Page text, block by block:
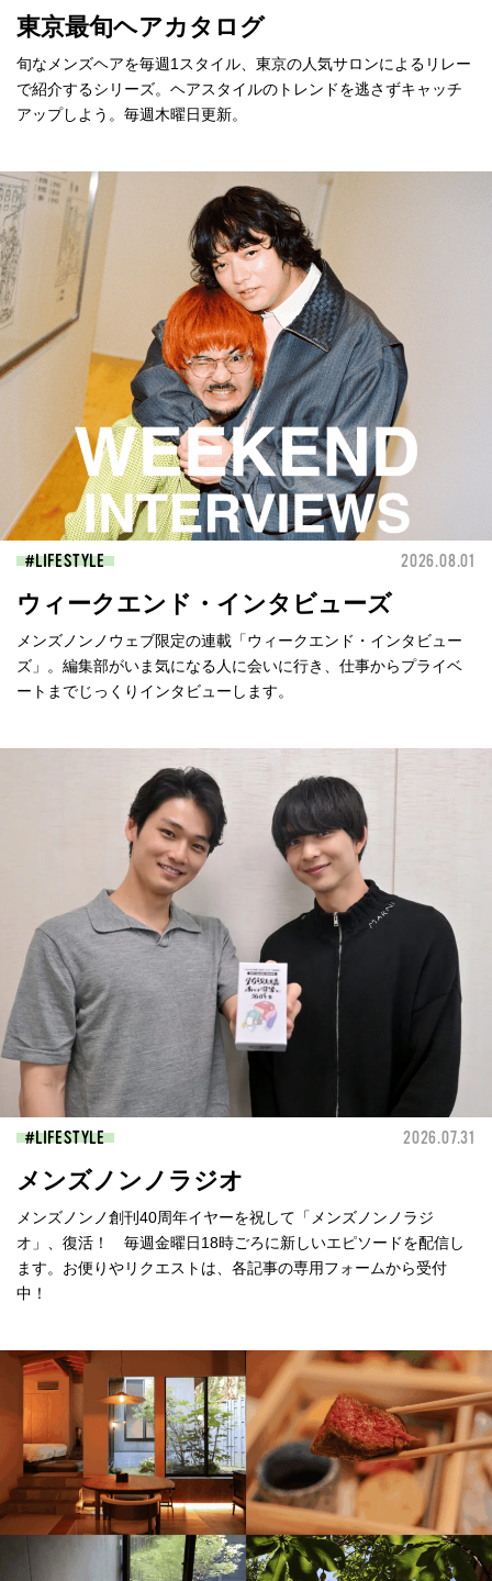
東京最旬ヘアカタログ
旬なメンズヘアを毎週1スタイル、東京の人気サロンによるリレー
で紹介するシリーズ。ヘアスタイルのトレンドを逃さずキャッチ
アップしよう。毎週木曜日更新。
LIFESTYLE 2026.08.01
ウィークエンド・インタビューズ
メンズノンノウェブ限定の連載「ウィークエンド・インタビュー
ズ」。編集部がいま気になる人に会いに行き、仕事からプライベ
ートまでじっくりインタビューします。
LIFESTYLE 2026.07.31
メンズノンノラジオ
メンズノンノ創刊40周年イヤーを祝して「メンズノンノラジ
オ」、復活！ 毎週金曜日18時ごろに新しいエピソードを配信し
ます。お便りやリクエストは、各記事の専用フォームから受付
中！